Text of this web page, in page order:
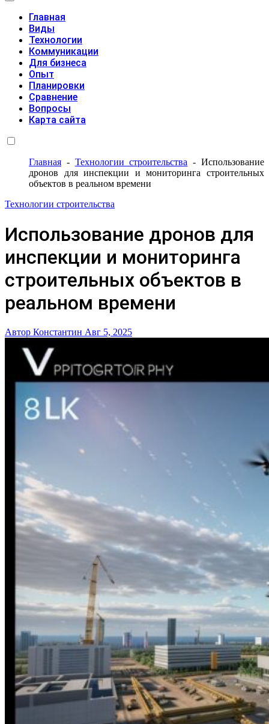
Главная
Виды
Технологии
Коммуникации
Для бизнеса
Опыт
Планировки
Сравнение
Вопросы
Карта сайта
Главная - Технологии строительства -Использование
дронов для инспекции и мониторинга строительных
объектов в реальном времени
Технологии строительства
Использование дронов для
инспекции и мониторинга
строительных объектов в
реальном времени
Автор Константин Авг 5, 2025